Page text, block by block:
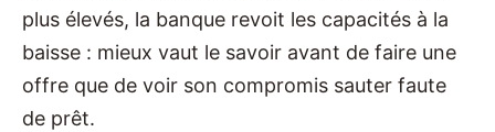
plus élevés, la banque revoit les capacités à la
baisse : mieux vaut le savoir avant de faire une
offre que de voir son compromis sauter faute
de prêt.